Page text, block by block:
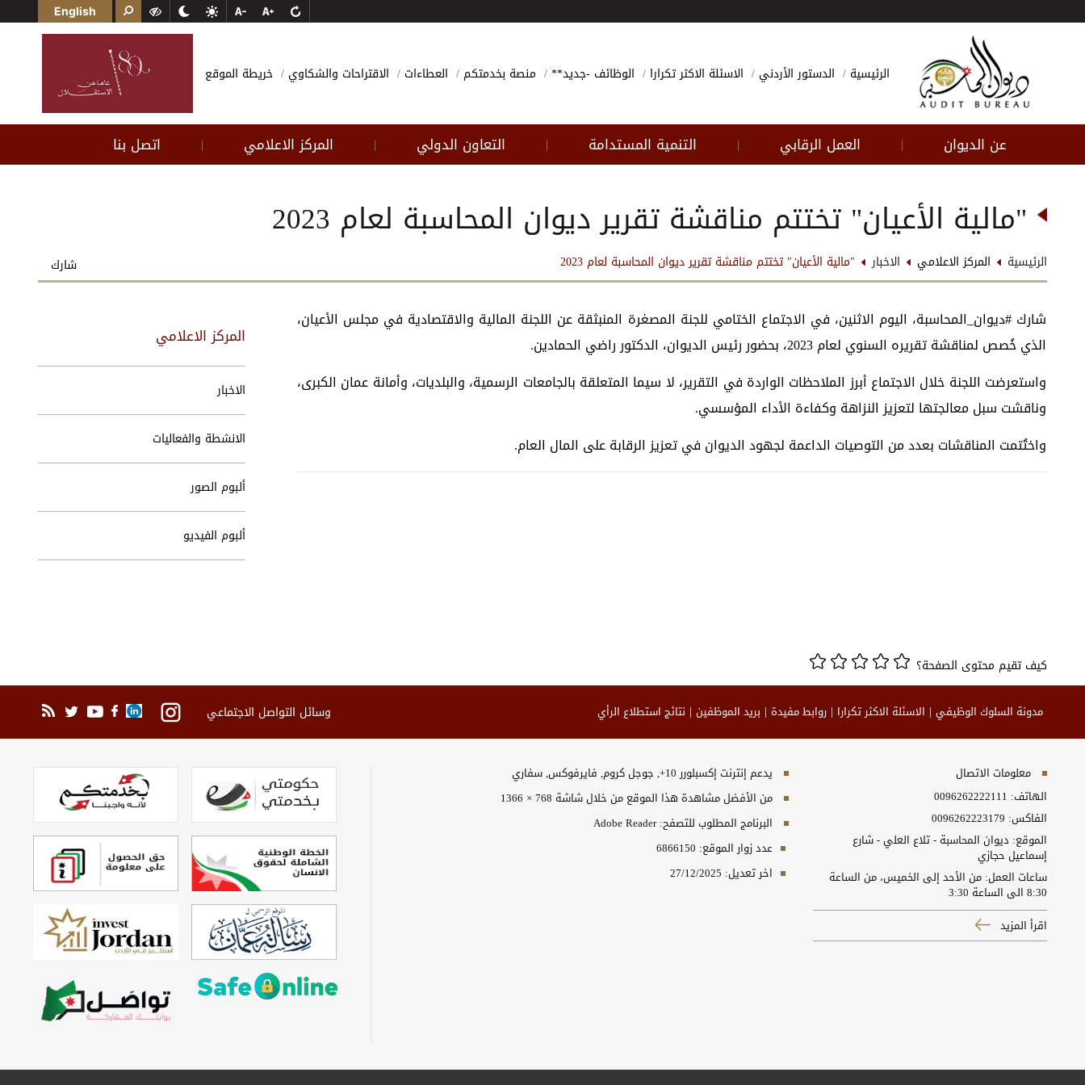
English
الرئيسية الدستور الأردني الاسئلة الاكثر تكرارا الوظائف -جديد** منصة بخدمتكم العطاءات الاقتراحات والشكاوي خريطة الموقع
عن الديوان | العمل الرقابي | التنمية المستدامة | التعاون الدولي | المركز الاعلامي | اتصل بنا
"مالية الأعيان" تختتم مناقشة تقرير ديوان المحاسبة لعام 2023
الرئيسية المركز الاعلامي الاخبار "مالية الأعيان" تختتم مناقشة تقرير ديوان المحاسبة لعام 2023 شارك
شارك#ديوان_المحاسبة، اليوم الاثنين، في الاجتماع الختامي للجنة المصغرة المنبثقة عن اللجنة المالية والاقتصادية في مجلس الأعيان،
الذي خُصص لمناقشة تقريره السنوي لعام 2023، بحضور رئيس الديوان، الدكتور راضي الحمادين.
واستعرضت اللجنة خلال الاجتماع أبرز الملاحظات الواردة في التقرير، لا سيما المتعلقة بالجامعات الرسمية، والبلديات، وأمانة عمان الكبرى،
وناقشت سبل معالجتها لتعزيز النزاهة وكفاءة الأداء المؤسسي.
واختُتمت المناقشات بعدد من التوصيات الداعمة لجهود الديوان في تعزيز الرقابة على المال العام.
المركز الاعلامي
الاخبار
الانشطة والفعاليات
ألبوم الصور
ألبوم الفيديو
كيف تقيم محتوى الصفحة؟
مدونة السلوك الوظيفي الاسئلة الاكثر تكرارا روابط مفيدة بريد الموظفين نتائج استطلاع الرأي وسائل التواصل الاجتماعي
معلومات الاتصال
الهاتف: 0096262222111
الفاكس: 0096262223179
الموقع: ديوان المحاسبة - تلاع العلي - شارع
إسماعيل حجازي
ساعات العمل: من الأحد إلى الخميس، من الساعة
8:30 الى الساعة 3:30
اقرأ المزيد
يدعم إنترنت إكسبلورر 10+, جوجل كروم, فايرفوكس, سفاري
من الأفضل مشاهدة هذا الموقع من خلال شاشة 768 × 1366
البرنامج المطلوب للتصفح: Adobe Reader
عدد زوار الموقع: 6866150
اخر تعديل: 27/12/2025